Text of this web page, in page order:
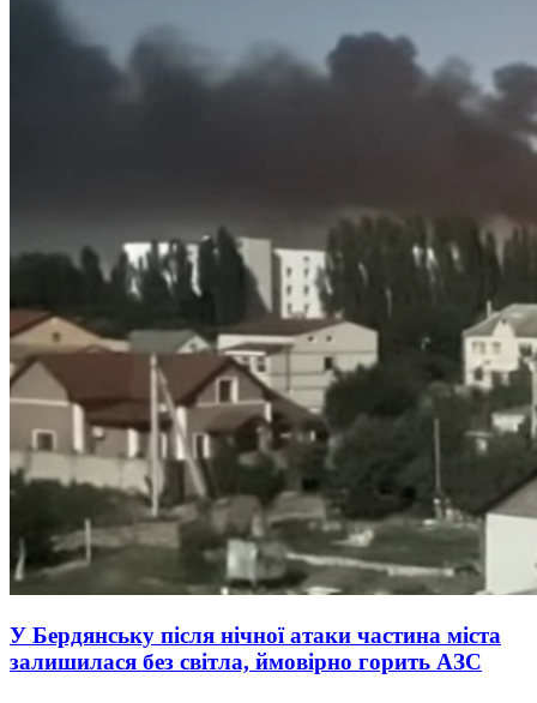
У Бердянську після нічної атаки частина міста
залишилася без світла, ймовірно горить АЗС